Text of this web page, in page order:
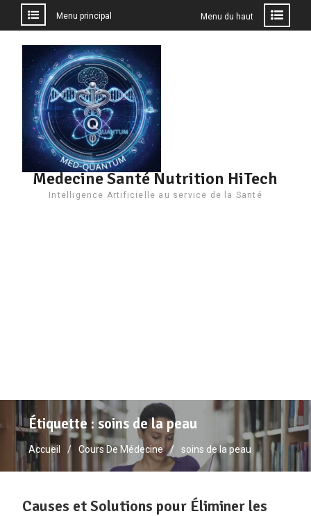
contenu
Menu principal Menu du haut
Medecine Santé Nutrition HiTech
Intelligence Artificielle au service de la Santé
Étiquette :soins de la peau
Accueil Cours De Médecine soins de la peau
Causes et Solutions pour Éliminer les